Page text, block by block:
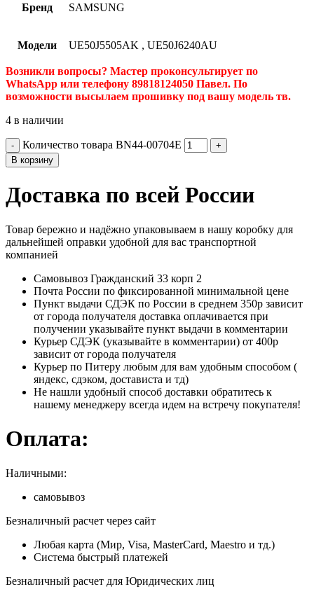
Бренд SAMSUNG
Модели UE50J5505AK , UE50J6240AU
Возникли вопросы? Мастер проконсультирует по
WhatsApp или телефону 89818124050 Павел. По
возможности высылаем прошивку под вашу модель тв.
4 в наличии
Количество товара BN44-00704E
В корзину
Доставка по всей России
Товар бережно и надёжно упаковываем в нашу коробку для
дальнейшей оправки удобной для вас транспортной
компанией
Самовывоз Гражданский 33 корп 2
Почта России по фиксированной минимальной цене
Пункт выдачи СДЭК по России в среднем 350р зависит
от города получателя доставка оплачивается при
получении указывайте пункт выдачи в комментарии
Курьер СДЭК (указывайте в комментарии) от 400р
зависит от города получателя
Курьер по Питеру любым для вам удобным способом (
яндекс, сдэком, достависта и тд)
Не нашли удобный способ доставки обратитесь к
нашему менеджеру всегда идем на встречу покупателя!
Оплата:
Наличными:
самовывоз
Безналичный расчет через сайт
Любая карта (Мир, Visa, MasterCard, Maestro и тд.)
Система быстрый платежей
Безналичный расчет для Юридических лиц